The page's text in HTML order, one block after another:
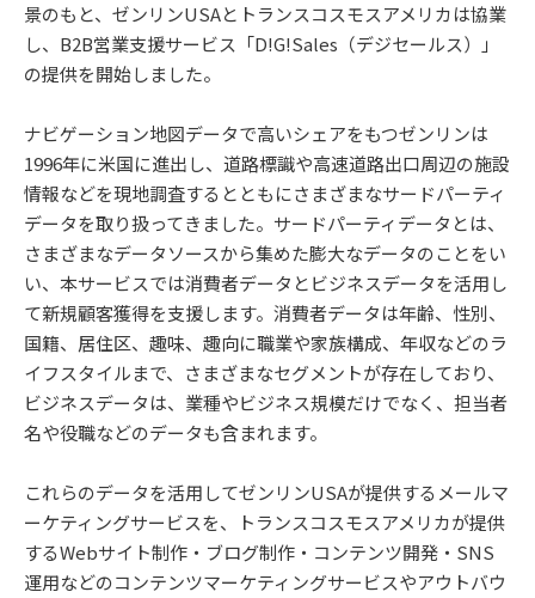
景のもと、ゼンリンUSAとトランスコスモスアメリカは協業
し、B2B営業支援サービス「D!G!Sales（デジセールス）」
の提供を開始しました。
ナビゲーション地図データで高いシェアをもつゼンリンは
1996年に米国に進出し、道路標識や高速道路出口周辺の施設
情報などを現地調査するとともにさまざまなサードパーティ
データを取り扱ってきました。サードパーティデータとは、
さまざまなデータソースから集めた膨大なデータのことをい
い、本サービスでは消費者データとビジネスデータを活用し
て新規顧客獲得を支援します。消費者データは年齢、性別、
国籍、居住区、趣味、趣向に職業や家族構成、年収などのラ
イフスタイルまで、さまざまなセグメントが存在しており、
ビジネスデータは、業種やビジネス規模だけでなく、担当者
名や役職などのデータも含まれます。
これらのデータを活用してゼンリンUSAが提供するメールマ
ーケティングサービスを、トランスコスモスアメリカが提供
するWebサイト制作・ブログ制作・コンテンツ開発・SNS
運用などのコンテンツマーケティングサービスやアウトバウ